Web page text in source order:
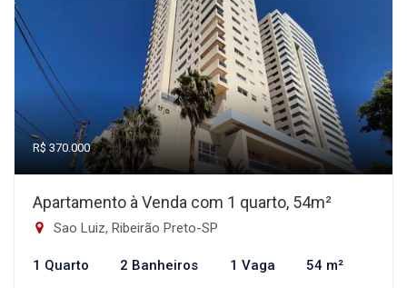
R$ 370.000
Apartamento à Venda com 1 quarto, 54m²
Sao Luiz, Ribeirão Preto-SP
1 Quarto 2 Banheiros 1 Vaga 54 m²